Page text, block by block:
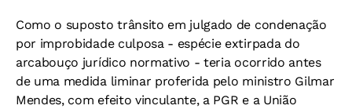
Como o suposto trânsito em julgado de condenação
por improbidade culposa - espécie extirpada do
arcabouço jurídico normativo - teria ocorrido antes
de uma medida liminar proferida pelo ministro Gilmar
Mendes, com efeito vinculante, a PGR e a União